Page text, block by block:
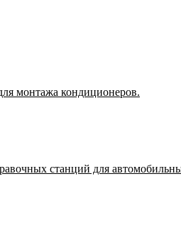
монтажа кондиционеров.
станций для